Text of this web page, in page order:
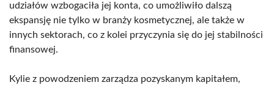
udziałów wzbogaciła jej konta, co umożliwiło dalszą
ekspansję nie tylko w branży kosmetycznej, ale także w
innych sektorach, co z kolei przyczynia się do jej stabilności
finansowej.
Kylie z powodzeniem zarządza pozyskanym kapitałem,